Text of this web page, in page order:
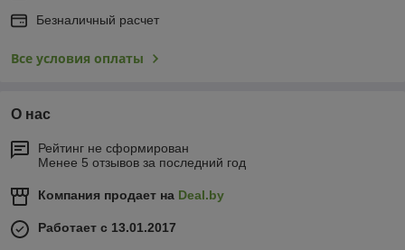
Безналичный расчет
Все условия оплаты
О нас
Рейтинг не сформирован
Менее 5 отзывов за последний год
Компания продает на Deal.by
Работает с 13.01.2017